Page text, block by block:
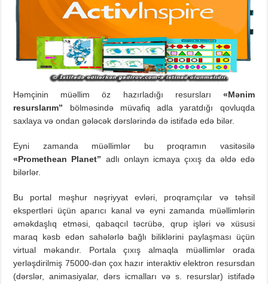
Həmçinin müəllim öz hazırladığı resursları «Mənim
resurslarım” bölməsində müvafiq adla yaratdığı qovluqda
saxlaya və ondan gələcək dərslərində də istifadə edə bilər.
Eyni zamanda müəllimlər bu proqramın vasitəsilə
«Promethean Planet” adlı onlayn icmaya çıxış da əldə edə
bilərlər.
Bu portal məşhur nəşriyyat evləri, proqramçılar və təhsil
ekspertləri üçün aparıcı kanal və eyni zamanda müəllimlərin
əməkdaşlıq etməsi, qabaqcıl təcrübə, qrup işləri və xüsusi
maraq kəsb edən sahələrlə bağlı biliklərini paylaşması üçün
virtual məkandır. Portala çıxış almaqla müəllimlər orada
yerləşdirilmiş 75000-dən çox hazır interaktiv elektron resursdan
(dərslər, animasiyalar, dərs icmalları və s. resurslar) istifadə